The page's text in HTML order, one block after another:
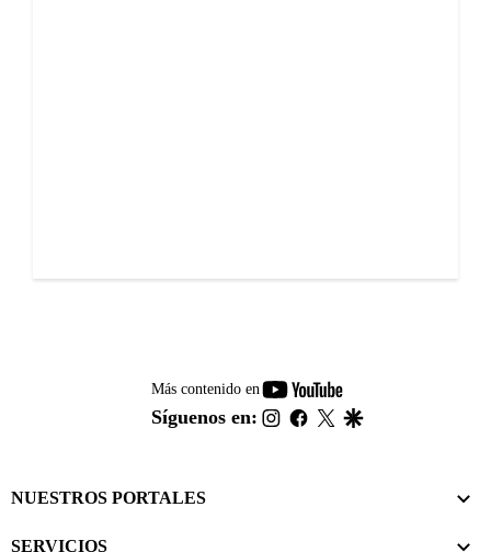
Más contenido en
youtube-
footer
Síguenos en: instagram
facebook
twitter
NUESTROS PORTALES
SERVICIOS